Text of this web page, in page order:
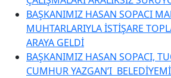
BAŞKANIMIZ HASAN SOPACI
MUHTARLARIYLA İSTİŞARE
ARAYA GELDİ
BAŞKANIMIZ HASAN SOPACI,
CUMHUR YAZGAN’I